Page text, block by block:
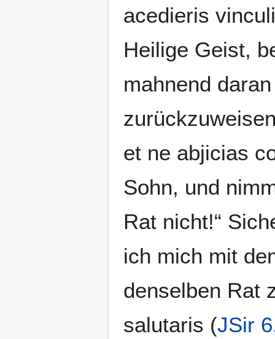
acedieris
Heilige Geist,
mahnend
et ne abjicias
Sohn, und
Rat nicht!“
ich mich mit
denselben Rat
salutaris (JSir